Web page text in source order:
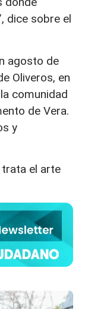
dice sobre el
agosto de
Oliveros, en
comunidad
de Vera.
y
el arte